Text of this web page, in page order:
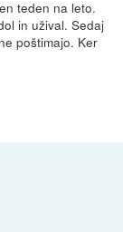
teden na leto.
in užival. Sedaj
poštimajo. Ker